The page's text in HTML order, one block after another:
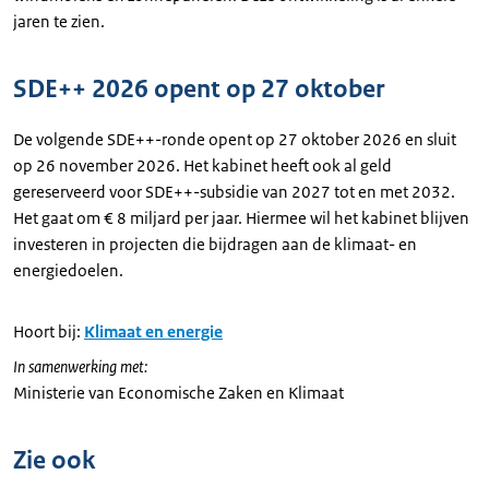
jaren te zien.
SDE++ 2026 opent op 27 oktober
De volgende SDE++-ronde opent op 27 oktober 2026 en sluit
op 26 november 2026. Het kabinet heeft ook al geld
gereserveerd voor SDE++-subsidie van 2027 tot en met 2032.
Het gaat om € 8 miljard per jaar. Hiermee wil het kabinet blijven
investeren in projecten die bijdragen aan de klimaat- en
energiedoelen.
Hoort bij: Klimaat en energie
In samenwerking met:
Ministerie van Economische Zaken en Klimaat
Zie ook